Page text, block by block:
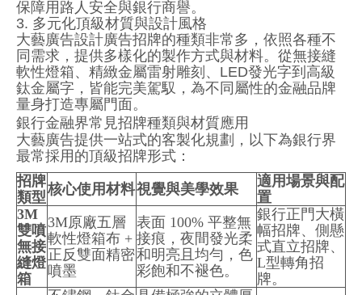
保障用路人安全與銀行商譽。
3. 多元化頂級材質與設計風格
大藝廣告設計廣告招牌的種類非常多，依照各種不
同需求，提供多樣化的製作方式與材料。從無接縫
軟性燈箱、精緻金屬雷射雕刻、LED發光字到高級
鈦金屬字，皆能完美駕馭，為不同屬性的金融品牌
量身打造專屬門面。
銀行金融界常見招牌種類與材質應用
大藝廣告提供一站式的客製化規劃，以下為銀行界
最常採用的頂級招牌形式：
招牌
類型核心使用材料視覺與美學效果
適用場景與配
置
3M
雙噴
無接
縫燈
箱
3M原廠五層
軟性燈箱布 +
正反雙面精密
噴墨
表面 100% 平整無
接痕，夜間發光柔
和明亮且均勻，色
彩飽和不褪色。
銀行正門大橫
幅招牌、側懸
式直立招牌、
L型轉角招
牌。